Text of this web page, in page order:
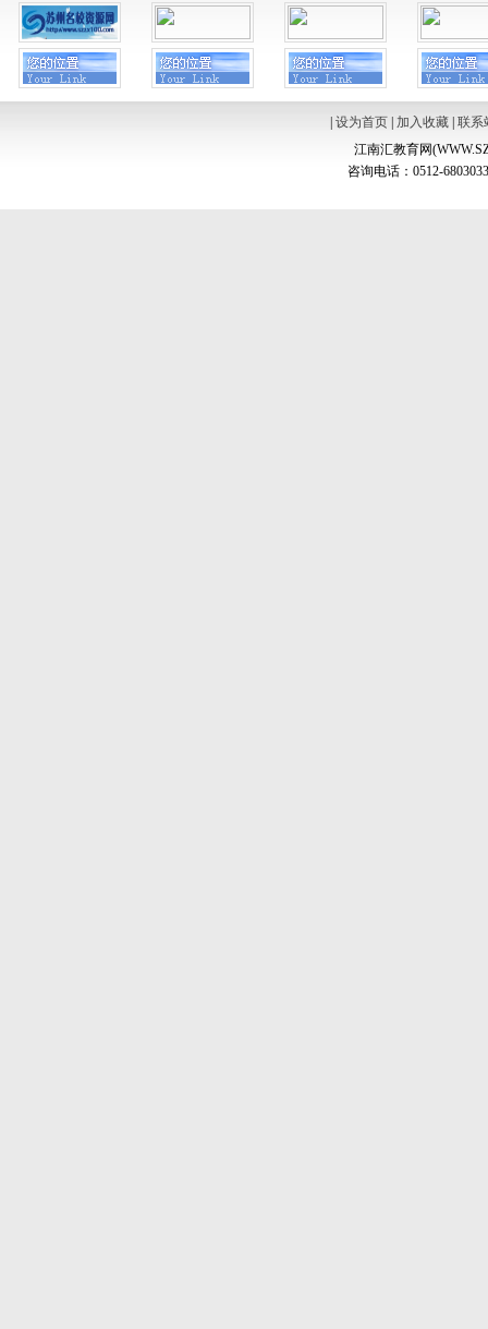
设为首页| 加入收藏| 联系
江南汇教育网
咨询电话：0512-